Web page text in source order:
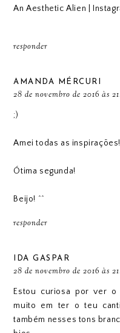
An Aesthetic Alien
responder
AMANDA MÉRCURI
28 de novembro de 2016 às
;)
Amei todas as inspirações!
Ótima segunda!
Beijo! ^^
responder
IDA GASPAR
28 de novembro de 2016 às
Estou curiosa por ver o
muito em ter o teu
também nesses tons